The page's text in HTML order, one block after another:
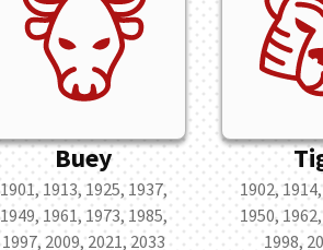
Buey
1901, 1913, 1925, 1937,
1949, 1961, 1973, 1985,
1997, 2009, 2021, 2033
1902,
1950,
1998,